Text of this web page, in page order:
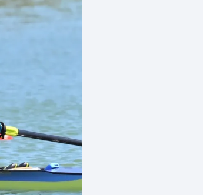
Triatlon
Ostatní